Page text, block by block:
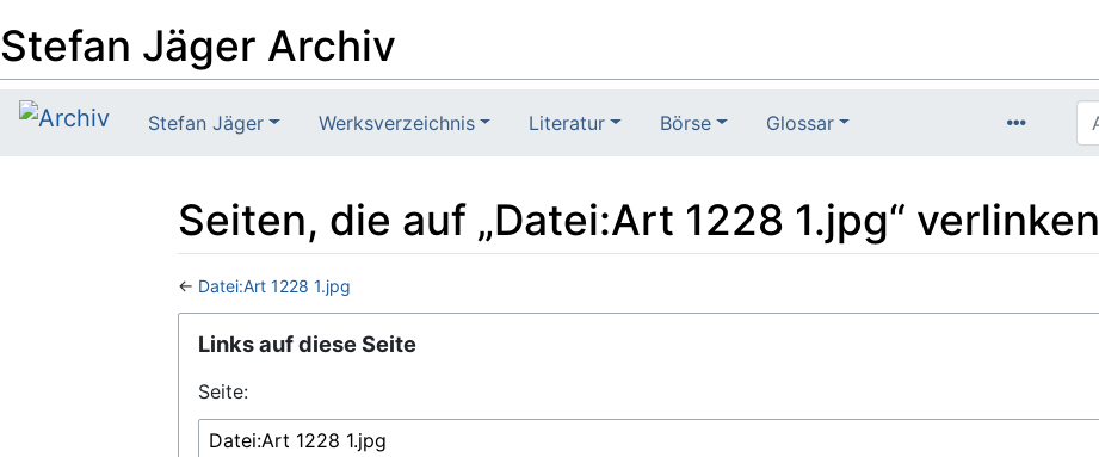
Stefan Jäger Archiv
Stefan Jäger Werksverzeichnis Literatur Börse Glossar
Seiten, die auf „Datei:Art 1228 1.jpg“ verlinken
← Datei:Art 1228 1.jpg
Wechseln zu:Navigation,Suche
Links auf diese Seite
Seite: